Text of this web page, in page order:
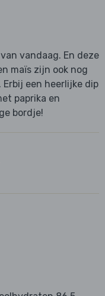
vandaag. En deze
maïs zijn ook nog
een heerlijke dip
paprika en
bordje!